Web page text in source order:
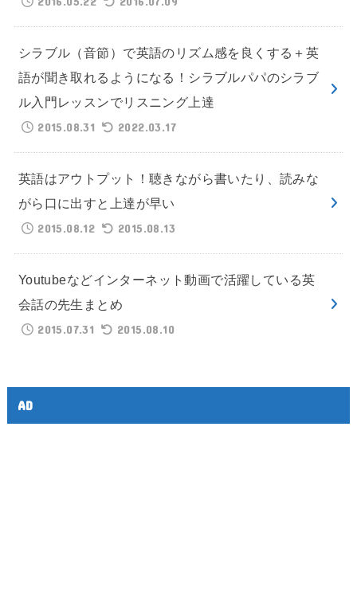
シラブル（音節）で英語のリズム感を良くする＋英
語が聞き取れるようになる！シラブルパパのシラブ
ル入門レッスンでリスニング上達
2015.08.31
2022.03.17
英語はアウトプット！聴きながら書いたり、読みな
がら口に出すと上達が早い
2015.08.12
2015.08.13
Youtubeなどインターネット動画で活躍している英
会話の先生まとめ
2015.07.31
2015.08.10
AD